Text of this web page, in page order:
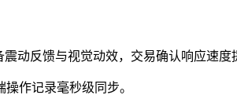
动反馈与视觉动效，交易确认响应速度
作记录毫秒级同步。